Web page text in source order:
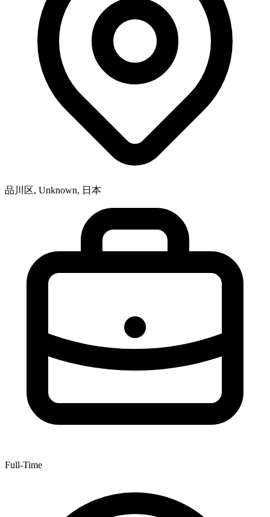
品川区, Unknown, 日本
Full-Time